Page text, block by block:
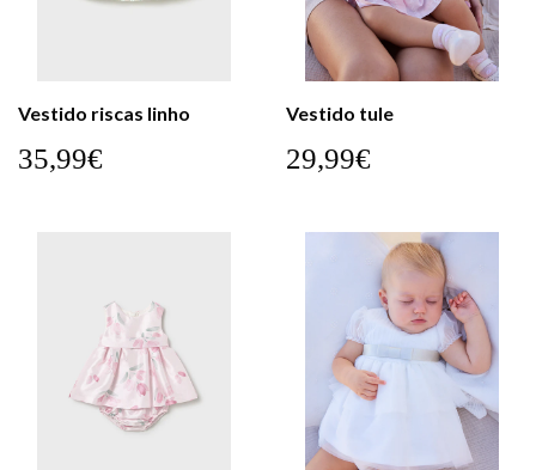
Vestido riscas linho
35,99€
Vestido tule
29,99€